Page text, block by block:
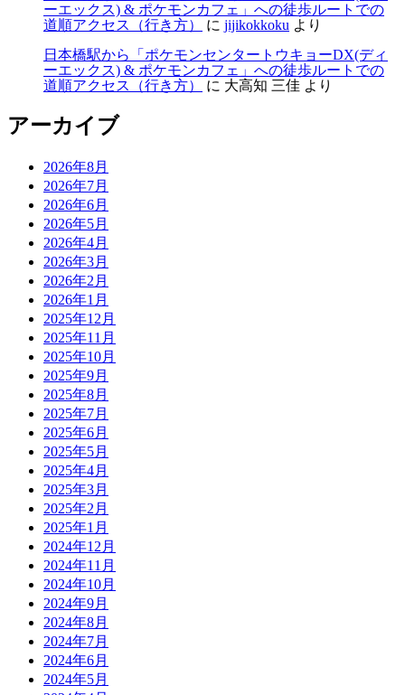
ーエックス) & ポケモンカフェ」への徒歩ルートでの
道順アクセス（行き方）
に jijikokkoku より
日本橋駅から「ポケモンセンタートウキョーDX(ディ
ーエックス) & ポケモンカフェ」への徒歩ルートでの
道順アクセス（行き方）
に 大高知 三佳 より
アーカイブ
2026年8月
2026年7月
2026年6月
2026年5月
2026年4月
2026年3月
2026年2月
2026年1月
2025年12月
2025年11月
2025年10月
2025年9月
2025年8月
2025年7月
2025年6月
2025年5月
2025年4月
2025年3月
2025年2月
2025年1月
2024年12月
2024年11月
2024年10月
2024年9月
2024年8月
2024年7月
2024年6月
2024年5月